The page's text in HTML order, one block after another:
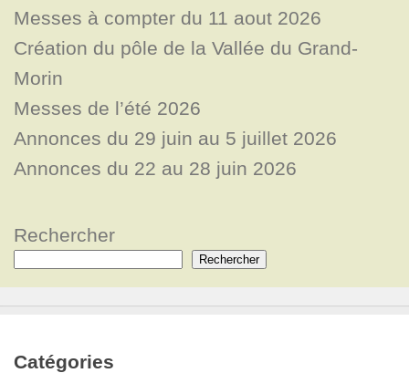
Messes à compter du 11 aout 2026
Création du pôle de la Vallée du Grand-
Morin
Messes de l’été 2026
Annonces du 29 juin au 5 juillet 2026
Annonces du 22 au 28 juin 2026
Rechercher
Rechercher
Catégories